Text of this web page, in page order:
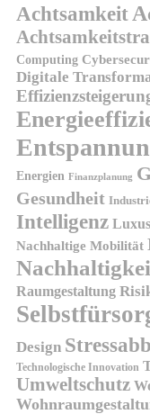
Achtsamkeit
Computing
Digitale
Energien Finanzplanung
Gesundheit
Intelligenz
Nachhaltige Mobilität
Raumgestaltung
Design
Technologische Innovation
Umweltschutz